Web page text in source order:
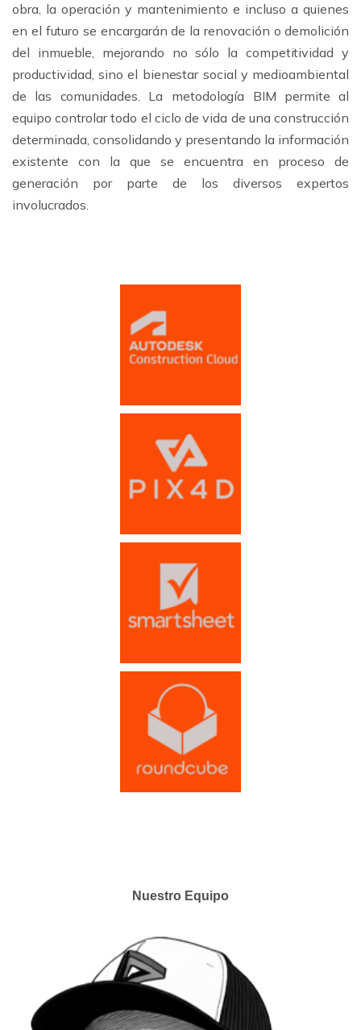
obra, la operación y mantenimiento e incluso a quienes
en el futuro se encargarán de la renovación o demolición
del inmueble, mejorando no sólo la competitividad y
productividad, sino el bienestar social y medioambiental
de las comunidades. La metodología BIM permite al
equipo controlar todo el ciclo de vida de una construcción
determinada, consolidando y presentando la información
existente con la que se encuentra en proceso de
generación por parte de los diversos expertos
involucrados.
Nuestro Equipo